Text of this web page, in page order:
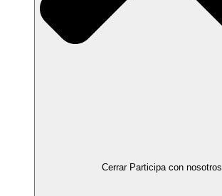
Cerrar Participa con nosotros